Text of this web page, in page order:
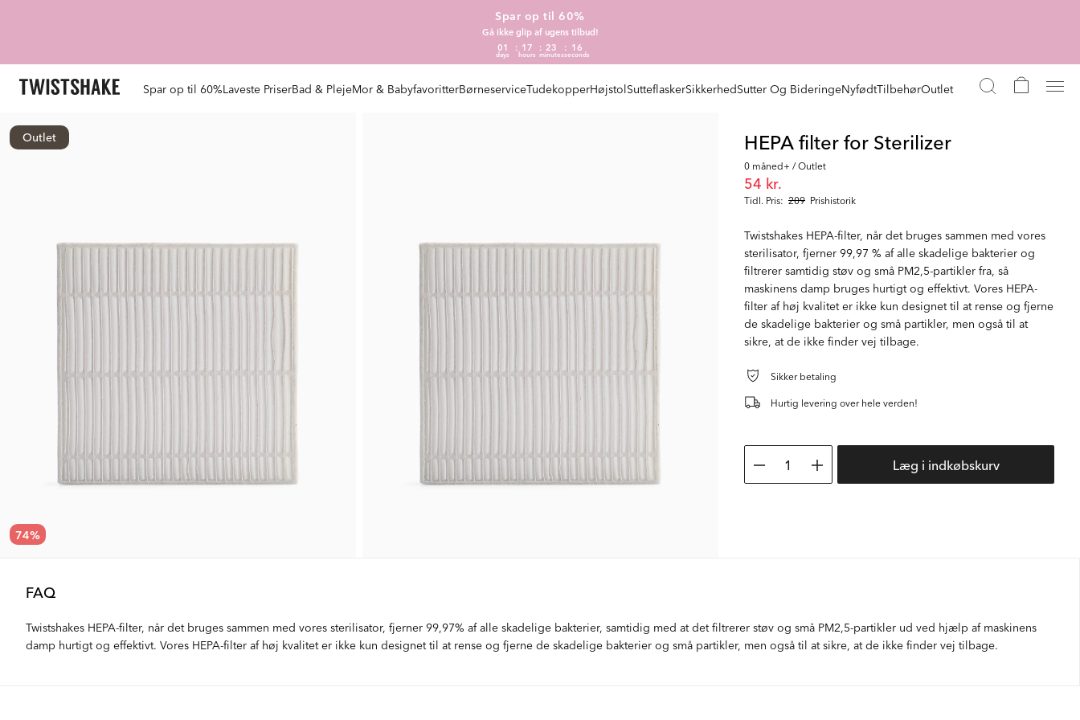
Spar op til 60%
Gå ikke glip af ugens tilbud!
01
days
17
hours
23
minutes
15
seconds
Spar op til 60%Laveste PriserBad & PlejeMor & BabyfavoritterBørneserviceTudekopperHøjstolSutteflaskerSikkerhedSutter Og BideringeNyfødtTilbehørOutlet
Outlet
74%
HEPA filter for Sterilizer
0 måned+ / Outlet
Tidl. Pris: 209
54 kr.
Prishistorik
Twistshakes HEPA-filter, når det bruges sammen med vores
sterilisator, fjerner 99,97 % af alle skadelige bakterier og
filtrerer samtidig støv og små PM2,5-partikler fra, så
maskinens damp bruges hurtigt og effektivt. Vores HEPA-
filter af høj kvalitet er ikke kun designet til at rense og fjerne
de skadelige bakterier og små partikler, men også til at
sikre, at de ikke finder vej tilbage.
Sikker betaling
Hurtig levering over hele verden!
1 Læg i indkøbskurv
FAQ
Twistshakes HEPA-filter, når det bruges sammen med vores sterilisator, fjerner 99,97% af alle skadelige bakterier, samtidig med at det filtrerer støv og små PM2,5-partikler ud ved hjælp af maskinens
damp hurtigt og effektivt. Vores HEPA-filter af høj kvalitet er ikke kun designet til at rense og fjerne de skadelige bakterier og små partikler, men også til at sikre, at de ikke finder vej tilbage.